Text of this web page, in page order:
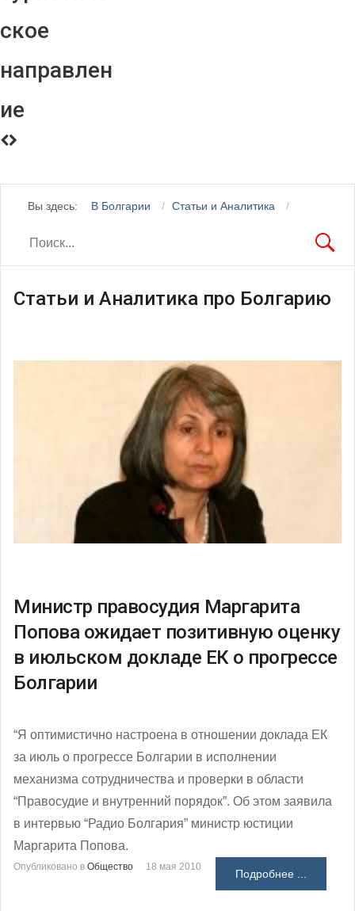
ское
направлен
ие
Вы здесь: В Болгарии Статьи и Аналитика
Статьи и Аналитика про Болгарию
Министр правосудия Маргарита
Попова ожидает позитивную оценку
в июльском докладе ЕК о прогрессе
Болгарии
“Я оптимистично настроена в отношении доклада ЕК
за июль о прогрессе Болгарии в исполнении
механизма сотрудничества и проверки в области
“Правосудие и внутренний порядок”. Об этом заявила
в интервью “Радио Болгария” министр юстиции
Маргарита Попова.
Опубликовано в Общество 18 мая 2010
Подробнее ...